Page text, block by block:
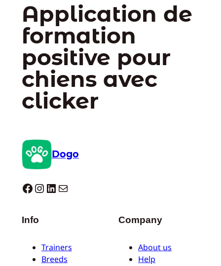
Application de
formation
positive pour
chiens avec
clicker
Dogo
Dogo facebook InstagramLinkedIn E-mail
Info
Trainers
Breeds
Company
About us
Help